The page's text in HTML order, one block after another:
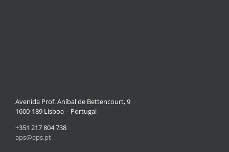
Avenida Prof. Aníbal de Bettencourt, 9
1600-189 Lisboa – Portugal
+351 217 804 738
aps@aps.pt